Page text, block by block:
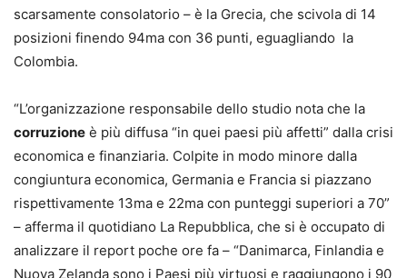
scarsamente consolatorio – è la Grecia, che scivola di 14
posizioni finendo 94ma con 36 punti, eguagliando la
Colombia.
“L’organizzazione responsabile dello studio nota che la
corruzione è più diffusa “in quei paesi più affetti” dalla crisi
economica e finanziaria. Colpite in modo minore dalla
congiuntura economica, Germania e Francia si piazzano
rispettivamente 13ma e 22ma con punteggi superiori a 70”
– afferma il quotidiano La Repubblica, che si è occupato di
analizzare il report poche ore fa – “Danimarca, Finlandia e
Nuova Zelanda sono i Paesi più virtuosi e raggiungono i 90